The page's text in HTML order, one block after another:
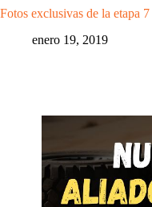
Fotos exclusivas de la etapa
enero 19, 2019